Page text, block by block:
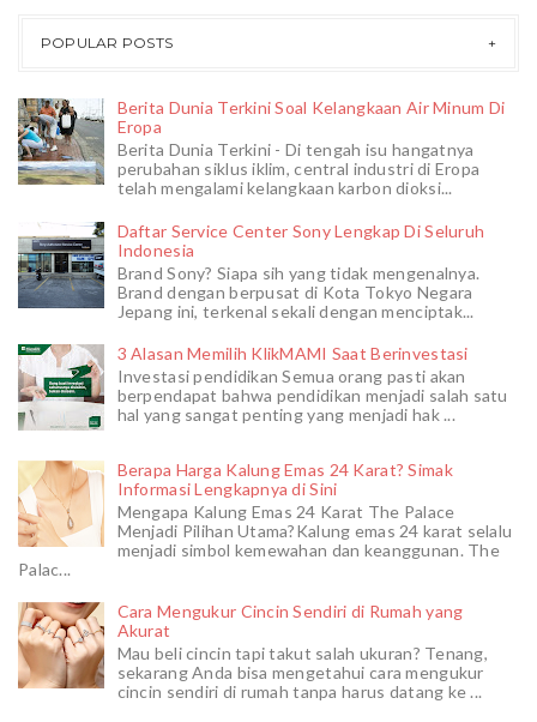
POPULAR POSTS
Berita Dunia Terkini Soal Kelangkaan Air Minum Di
Eropa
Berita Dunia Terkini - Di tengah isu hangatnya
perubahan siklus iklim, central industri di Eropa
telah mengalami kelangkaan karbon dioksi...
Daftar Service Center Sony Lengkap Di Seluruh
Indonesia
Brand Sony? Siapa sih yang tidak mengenalnya.
Brand dengan berpusat di Kota Tokyo Negara
Jepang ini, terkenal sekali dengan menciptak...
3 Alasan Memilih KlikMAMI Saat Berinvestasi
Investasi pendidikan Semua orang pasti akan
berpendapat bahwa pendidikan menjadi salah satu
hal yang sangat penting yang menjadi hak ...
Berapa Harga Kalung Emas 24 Karat? Simak
Informasi Lengkapnya di Sini
Mengapa Kalung Emas 24 Karat The Palace
Menjadi Pilihan Utama?Kalung emas 24 karat selalu
menjadi simbol kemewahan dan keanggunan. The
Palac...
Cara Mengukur Cincin Sendiri di Rumah yang
Akurat
Mau beli cincin tapi takut salah ukuran? Tenang,
sekarang Anda bisa mengetahui cara mengukur
cincin sendiri di rumah tanpa harus datang ke ...